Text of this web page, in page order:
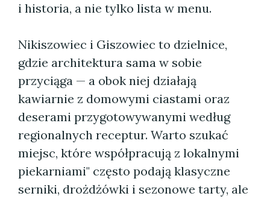
i historia, a nie tylko lista w menu.
Nikiszowiec i Giszowiec to dzielnice,
gdzie architektura sama w sobie
przyciąga — a obok niej działają
kawiarnie z domowymi ciastami oraz
deserami przygotowywanymi według
regionalnych receptur. Warto szukać
miejsc, które współpracują z lokalnymi
piekarniami" często podają klasyczne
serniki, drożdżówki i sezonowe tarty, ale